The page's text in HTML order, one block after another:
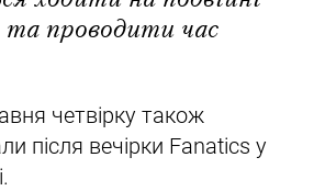
та проводити час
четвірку також
після вечірки Fanatics у